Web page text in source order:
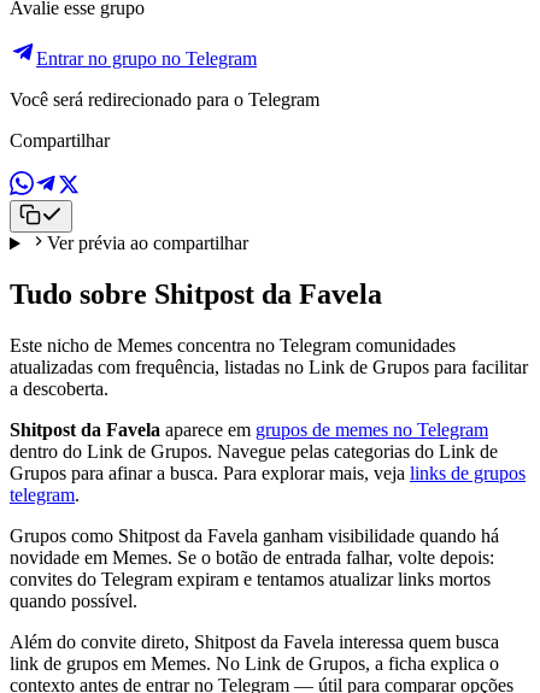
Avalie esse grupo
Entrar no grupo no Telegram
Você será redirecionado para o Telegram
Compartilhar
Ver prévia ao compartilhar
Tudo sobre Shitpost da Favela
Este nicho de Memes concentra no Telegram comunidades
atualizadas com frequência, listadas no Link de Grupos para facilitar
a descoberta.
Shitpost da Favela aparece em grupos de memes no Telegram
dentro do Link de Grupos. Navegue pelas categorias do Link de
Grupos para afinar a busca. Para explorar mais, veja links de grupos
telegram.
Grupos como Shitpost da Favela ganham visibilidade quando há
novidade em Memes. Se o botão de entrada falhar, volte depois:
convites do Telegram expiram e tentamos atualizar links mortos
quando possível.
Além do convite direto, Shitpost da Favela interessa quem busca
link de grupos em Memes. No Link de Grupos, a ficha explica o
contexto antes de entrar no Telegram — útil para comparar opções